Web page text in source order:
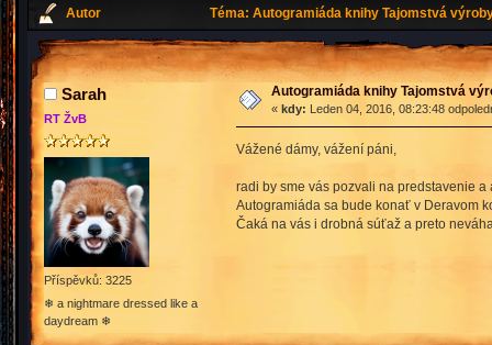
Autor Téma: Autogramiáda knihy Tajomstvá
Sarah
RT ŽvB
Příspěvků: 3225
❄ a nightmare dressed like a
daydream ❄
Autogramiáda knihy Tajomstvá
« kdy: Leden 04, 2016, 08:23:48
Vážené dámy, vážení páni,
radi by sme vás pozvali na predstavenie
Autogramiáda sa bude konať v Deravom
Čaká na vás i drobná súťaž a preto